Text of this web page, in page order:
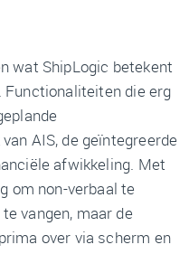
wat ShipLogic betekent
Functionaliteiten die erg
AIS, de geïntegreerde
afwikkeling. Met
om non-verbaal te
vangen, maar de
over via scherm en